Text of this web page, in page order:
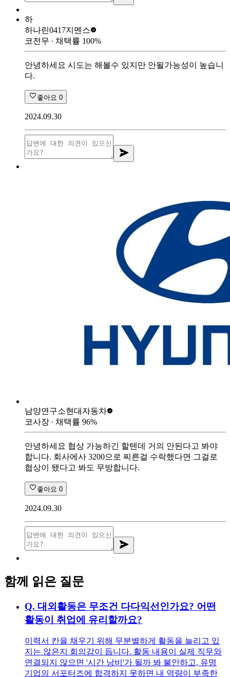
하
하나린0417지멘스
코전무 ∙ 채택률 100%
안녕하세요 시도는 해볼수 있지만 안될가능성이 높습니
다.
좋아요 0
2024.09.30
남양연구소현대자동차
코사장 ∙ 채택률 96%
안녕하세요 협상 가능하긴 할텐데 거의 안된다고 봐야
합니다. 회사에사 3200으로 찌른걸 수락했다면 그걸로
협상이 됐다고 봐도 무방합니다.
좋아요 0
2024.09.30
함께 읽은 질문
Q. 대외활동은 무조건 다다익선인가요? 어떤
활동이 취업에 유리할까요?
이력서 칸을 채우기 위해 무분별하게 활동을 늘리고 있
지는 않은지 회의감이 듭니다. 활동 내용이 실제 직무와
연결되지 않으면 '시간 낭비'가 될까 봐 불안하고, 유명
기업의 서포터즈에 합격하지 못하면 내 역량이 부족한